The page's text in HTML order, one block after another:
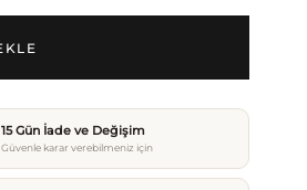
15 Gün İade ve Değişim
Güvenle karar verebilmeniz için